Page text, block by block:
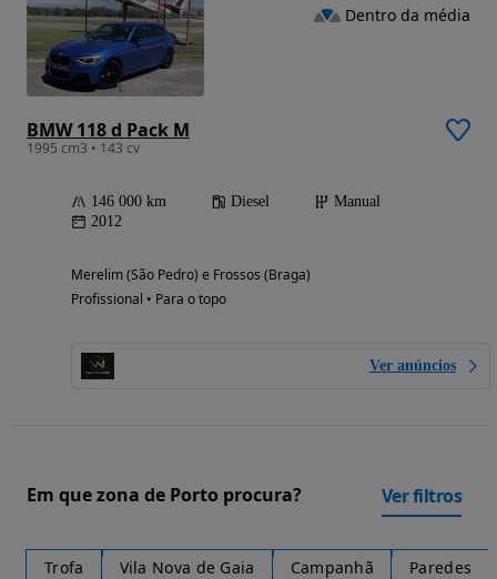
BMW 118 d Pack M
1995 cm3 • 143 cv
146 000 km Diesel
Manual
2012
Merelim (São Pedro) e Frossos (Braga)
Profissional • Para o topo
Ver anúncios
Dentro da média
Em que zona de Porto procura? Ver filtros
Trofa Vila Nova de Gaia Campanhã Paredes